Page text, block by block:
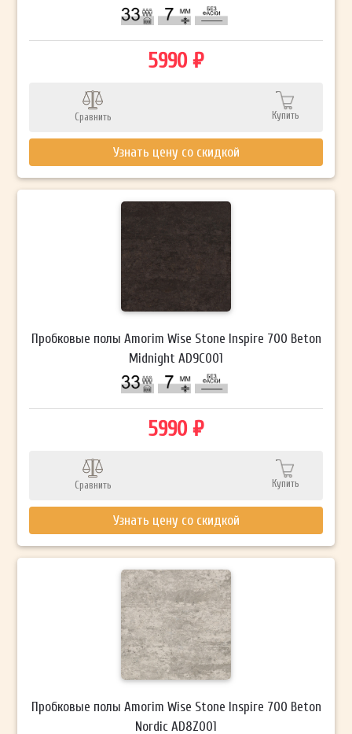
5990 ₽
Сравнить Купить
Узнать цену со скидкой
Пробковые полы Amorim Wise Stone Inspire 700 Beton
Midnight AD9C001
5990 ₽
Сравнить Купить
Узнать цену со скидкой
Пробковые полы Amorim Wise Stone Inspire 700 Beton
Nordic AD8Z001